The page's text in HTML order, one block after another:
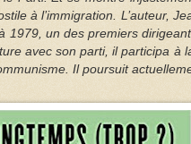
à l’immigration. L’auteur,
1979, un des premiers
avec son parti, il participa à
Il poursuit